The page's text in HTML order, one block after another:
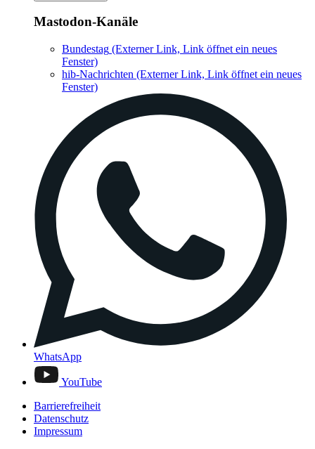
Mastodon-Kanäle
Bundestag (Externer Link, Link öffnet ein neues
Fenster)
hib-Nachrichten (Externer Link, Link öffnet ein neues
Fenster)
WhatsApp
YouTube
Barrierefreiheit
Datenschutz
Impressum